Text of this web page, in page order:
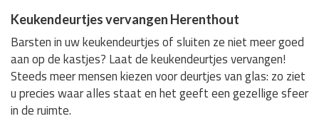
Keukendeurtjes vervangen Herenthout
Barsten in uw keukendeurtjes of sluiten ze niet meer goed
aan op de kastjes? Laat de keukendeurtjes vervangen!
Steeds meer mensen kiezen voor deurtjes van glas: zo ziet
u precies waar alles staat en het geeft een gezellige sfeer
in de ruimte.